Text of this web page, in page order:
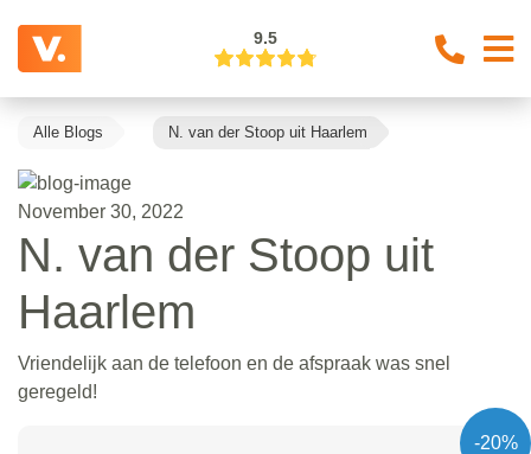
9.5
Alle Blogs N. van der Stoop uit Haarlem
November 30, 2022
N. van der Stoop uit
Haarlem
Vriendelijk aan de telefoon en de afspraak was snel
geregeld!
-20%